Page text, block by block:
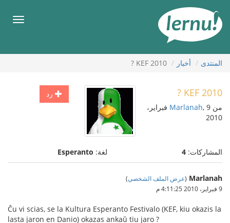
المحتويات
قائمة
المنتدى أخبار KEF 2010 ?
رد KEF 2010 ?
من Marlanah , 9 فبراير،
2010
المشاركات: 4 لغة: Esperanto
Marlanah
(عرض الملف الشخصي)
9 فبراير، 2010 4:11:25 م
Ĉu vi scias, se la Kultura Esperanto Festivalo (KEF, kiu okazis la
lasta jaron en Danio) okazas ankaŭ tiu jaro ?